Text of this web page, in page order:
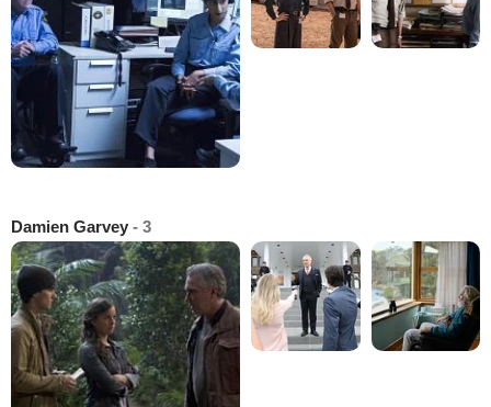
Damien Garvey - 3